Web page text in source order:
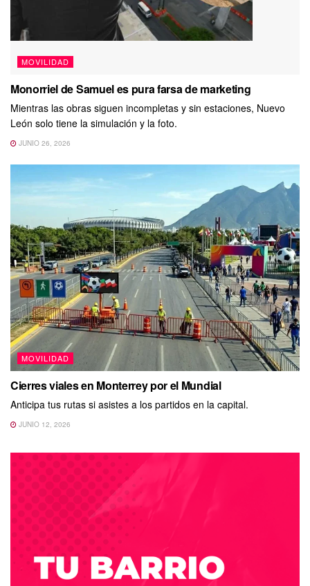
MOVILIDAD
Monorriel de Samuel es pura farsa de marketing
Mientras las obras siguen incompletas y sin estaciones, Nuevo
León solo tiene la simulación y la foto.
JUNIO 26, 2026
MOVILIDAD
Cierres viales en Monterrey por el Mundial
Anticipa tus rutas si asistes a los partidos en la capital.
JUNIO 12, 2026